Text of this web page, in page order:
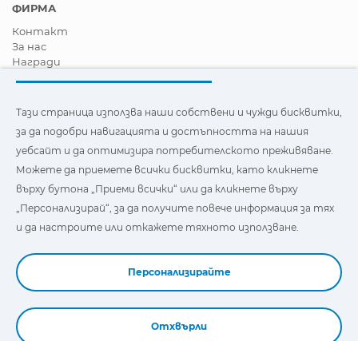
ФИРМА
Контакт
За нас
Награди
Станете дистрибутор
Новини
Видеа
FAQ - Често задавани въпроси
Тази страница използва наши собствени и бисквитки на
трети страни, за да подобри навигацията и
достъпността на нашия уебсайт и да оптимизира
потребителското изживяване. Можете да кликнете
тях и да зададете или откажете използването им.
Тази страница използва наши собствени и чужди бисквитки,
за да подобри навигацията и достъпността на нашия
уебсайт и да оптимизира потребителското преживяване.
Можете да приемете всички бисквитки, като кликнете
върху бутона „Приеми всички“ или да кликнете върху
„Персонализирай“, за да получите повече информация за тях
и да настроите или откажете тяхното използване.
Персонализирайте
Отхвърли